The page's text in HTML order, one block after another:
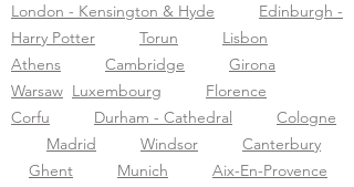
London - Kensington & Hyde
Edinburgh -
Harry Potter
Torun
Lisbon
Athens
Cambridge
Girona
Warsaw Luxembourg
Florence
Corfu
Durham - Cathedral
Cologne
Madrid
Windsor
Canterbury
Ghent
Munich
Aix-En-Provence